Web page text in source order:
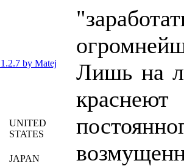
UNITED
STATES
JAPAN
Лишь на